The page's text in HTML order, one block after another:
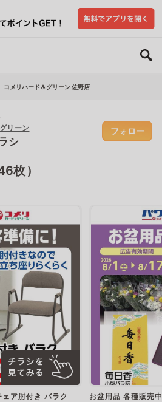
コメリハード＆グリーン 佐野店
リーン
シ
フォロー
枚）
ア肘付き バラク お盆用品 各種販売中